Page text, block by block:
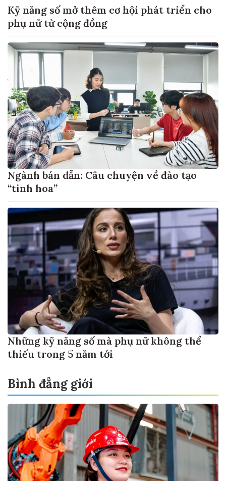
Kỹ năng số mở thêm cơ hội phát triển cho
phụ nữ từ cộng đồng
Ngành bán dẫn: Câu chuyện về đào tạo
“tinh hoa”
Những kỹ năng số mà phụ nữ không thể
thiếu trong 5 năm tới
Bình đẳng giới